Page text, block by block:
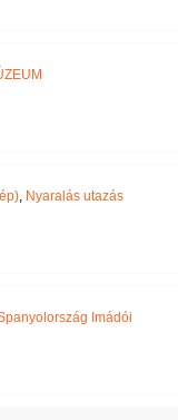
, Nyaralás utazás
Imádói